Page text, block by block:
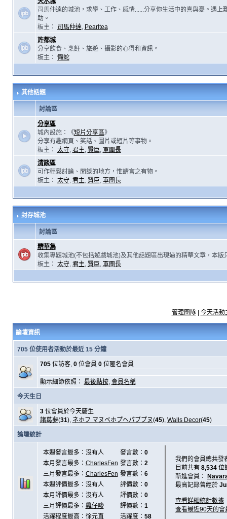
司馬仲達的城池，求學、工作、感情......分享你生活中的喜與憂。遇上
助。
板主：
司馬仲達, Pearltea
許都城
分享飲食、烹飪、旅遊、攝影的心得和資訊。
板主： 懶蛇
其他話題
討論區
分享區
城內設施：《短片分享區》
分享有趣網頁、笑話、圖片或短片等事物。
板主： 太守, 君主, 賢臣, 軍團長
清談區
可作輕鬆討論、閒談的地方，惟請言之有物。
板主： 太守, 君主, 賢臣, 軍團長
封存城池
討論區
精華集
收集專題城池(不包括遊戲城池)及其他話題區出現過的精華文章，本版
板主： 太守, 君主, 賢臣, 軍團長
管理團隊| 今天活動
論壇資訊
705 位使用者活動於最近 15 分鐘
705位訪客, 0位會員 0位匿名會員
顯示細節依照： 最後點按, 會員名稱
今天生日
3位會員於今天慶生
諸葛夢(31), ネホフ マヌベホプヘパブプヌ(45), Walls Decor(45)
論壇統計
本週發言最多：沒有人 發言數： 0
本月發言最多： CharlesFen 發言數： 2
三月發言最多： CharlesFen 發言數： 6
本週評價最多：沒有人
評價數： 0
本月評價最多：沒有人
評價數： 0
三月評價最多： 雞仔嘜 評價數： 1
活躍程度最高： 徐元直 活躍度： 58
我們的會員總共發
目前共有 8,534位
新進會員：
最高記錄曾經於
查看詳細統計數據
查看最近90天的會